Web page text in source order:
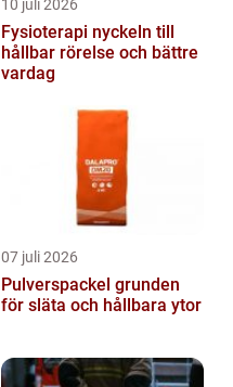
10 juli 2026
Fysioterapi nyckeln till
hållbar rörelse och bättre
vardag
07 juli 2026
Pulverspackel grunden
för släta och hållbara ytor